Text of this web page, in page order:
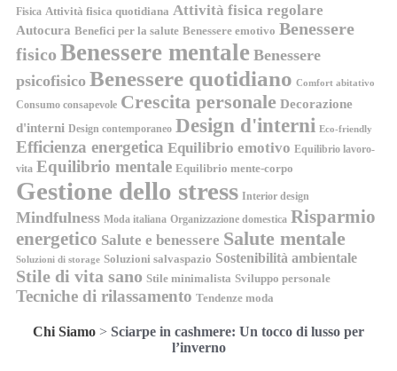
Fisica Attività fisica quotidiana Attività fisica regolare
Autocura Benefici per la salute Benessere emotivo Benessere
fisico Benessere mentale Benessere
psicofisico Benessere quotidiano Comfort abitativo
Consumo consapevole Crescita personale Decorazione
d'interni Design contemporaneo Design d'interni Eco-friendly
Efficienza energetica Equilibrio emotivo Equilibrio lavoro-
vita Equilibrio mentale Equilibrio mente-corpo
Gestione dello stress Interior design
Mindfulness Moda italiana Organizzazione domestica Risparmio
energetico Salute e benessere Salute mentale
Soluzioni di storage Soluzioni salvaspazio Sostenibilità ambientale
Stile di vita sano Stile minimalista Sviluppo personale
Tecniche di rilassamento Tendenze moda
Chi Siamo > Sciarpe in cashmere: Un tocco di lusso per
l’inverno